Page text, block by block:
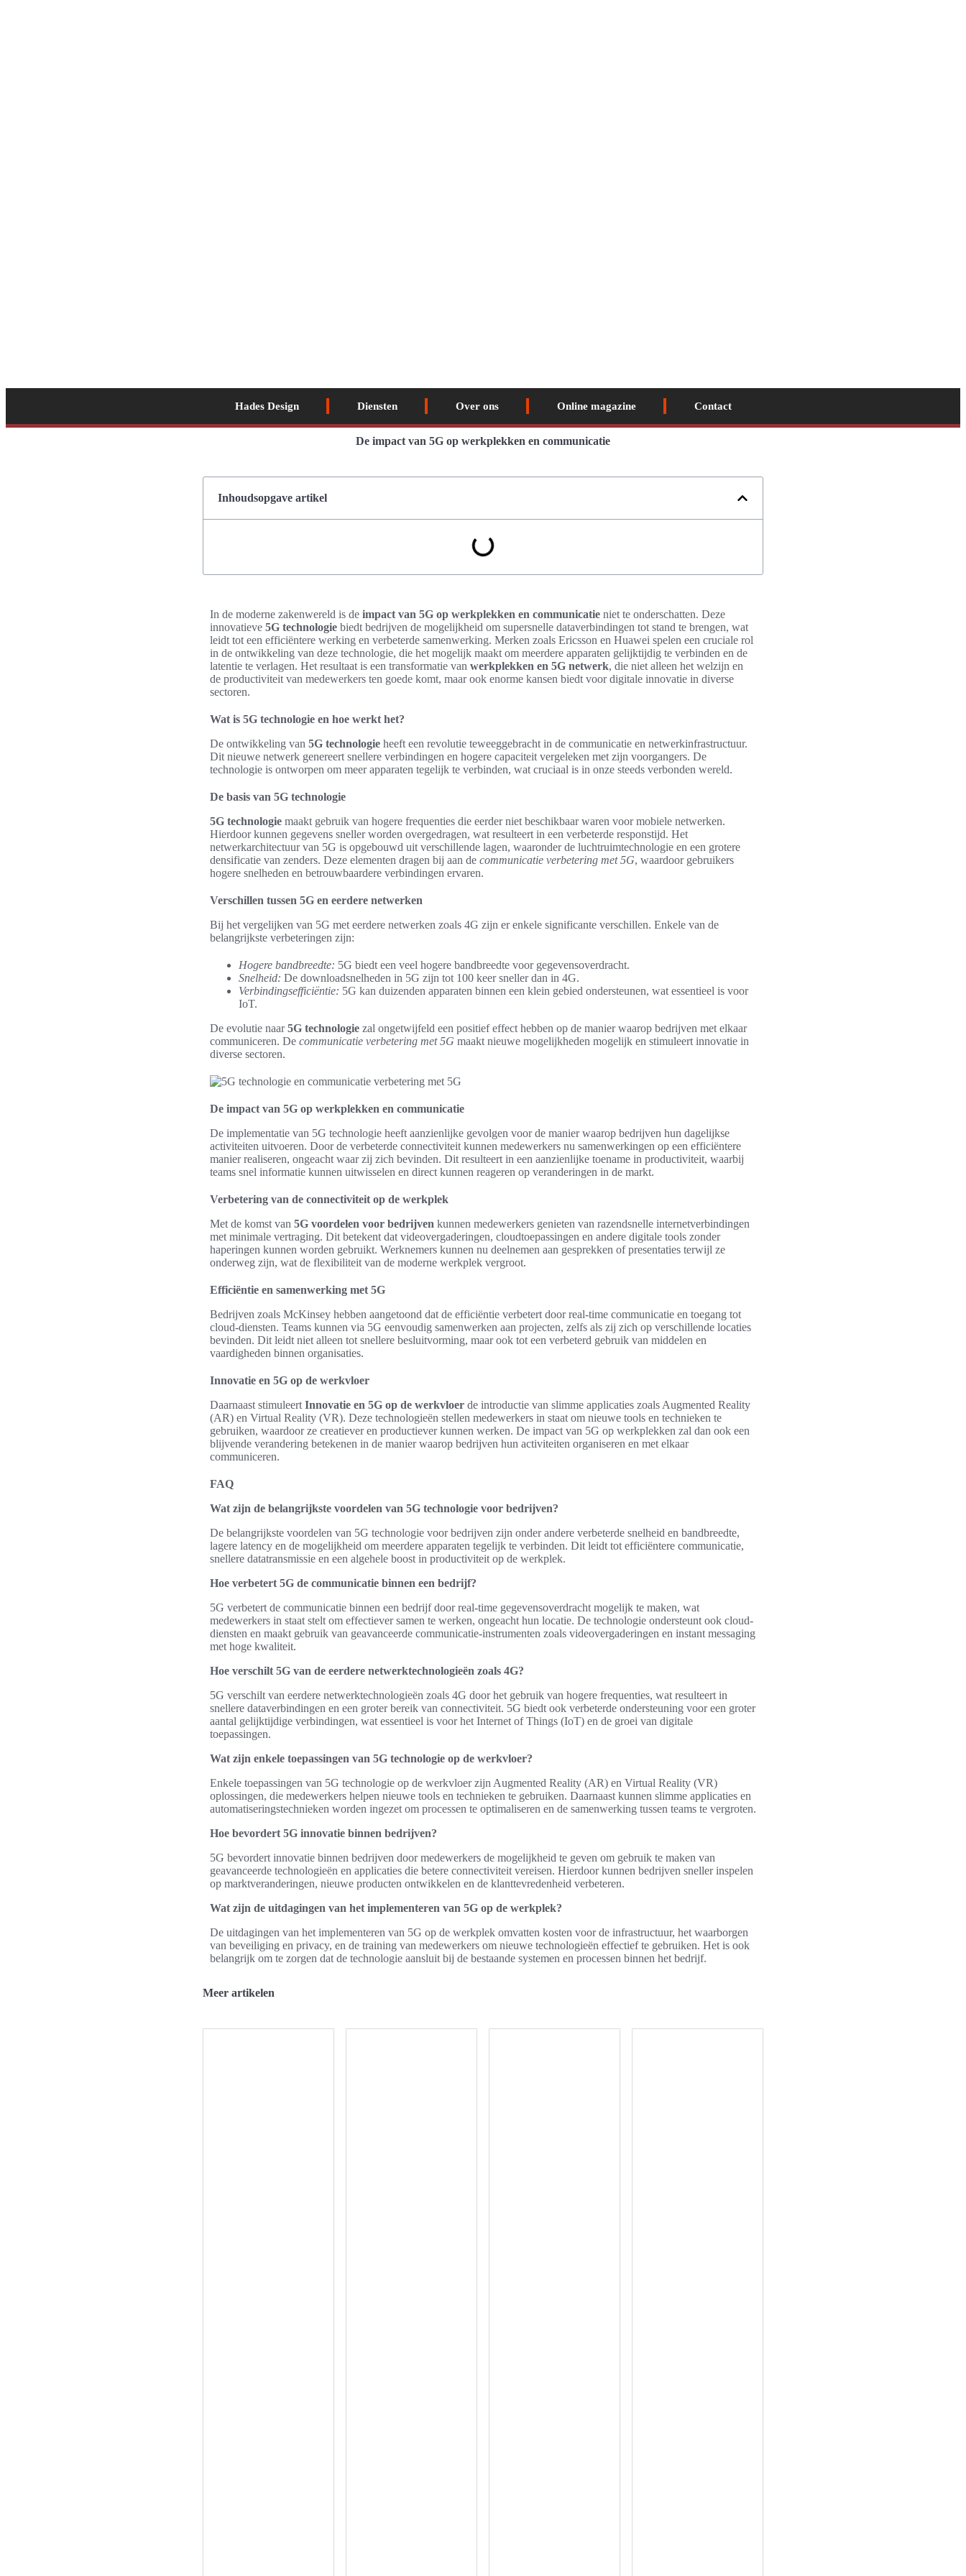
Hades Design Diensten Over ons Online magazine Contact
De impact van 5G op werkplekken en communicatie
Inhoudsopgave artikel
In de moderne zakenwereld is de impact van 5G op werkplekken en communicatie niet te onderschatten. Deze
innovatieve 5G technologie biedt bedrijven de mogelijkheid om supersnelle dataverbindingen tot stand te brengen, wat
leidt tot een efficiëntere werking en verbeterde samenwerking. Merken zoals Ericsson en Huawei spelen een cruciale rol
in de ontwikkeling van deze technologie, die het mogelijk maakt om meerdere apparaten gelijktijdig te verbinden en de
latentie te verlagen. Het resultaat is een transformatie van werkplekken en 5G netwerk, die niet alleen het welzijn en
de productiviteit van medewerkers ten goede komt, maar ook enorme kansen biedt voor digitale innovatie in diverse
sectoren.
Wat is 5G technologie en hoe werkt het?
De ontwikkeling van 5G technologie heeft een revolutie teweeggebracht in de communicatie en netwerkinfrastructuur.
Dit nieuwe netwerk genereert snellere verbindingen en hogere capaciteit vergeleken met zijn voorgangers. De
technologie is ontworpen om meer apparaten tegelijk te verbinden, wat cruciaal is in onze steeds verbonden wereld.
De basis van 5G technologie
5G technologie maakt gebruik van hogere frequenties die eerder niet beschikbaar waren voor mobiele netwerken.
Hierdoor kunnen gegevens sneller worden overgedragen, wat resulteert in een verbeterde responstijd. Het
netwerkarchitectuur van 5G is opgebouwd uit verschillende lagen, waaronder de luchtruimtechnologie en een grotere
densificatie van zenders. Deze elementen dragen bij aan de communicatie verbetering met 5G, waardoor gebruikers
hogere snelheden en betrouwbaardere verbindingen ervaren.
Verschillen tussen 5G en eerdere netwerken
Bij het vergelijken van 5G met eerdere netwerken zoals 4G zijn er enkele significante verschillen. Enkele van de
belangrijkste verbeteringen zijn:
Hogere bandbreedte: 5G biedt een veel hogere bandbreedte voor gegevensoverdracht.
Snelheid: De downloadsnelheden in 5G zijn tot 100 keer sneller dan in 4G.
Verbindingsefficiëntie: 5G kan duizenden apparaten binnen een klein gebied ondersteunen, wat essentieel is voor
IoT.
De evolutie naar5G technologie zal ongetwijfeld een positief effect hebben op de manier waarop bedrijven met elkaar
communiceren. De communicatie verbetering met 5G maakt nieuwe mogelijkheden mogelijk en stimuleert innovatie in
diverse sectoren.
De impact van 5G op werkplekken en communicatie
De implementatie van 5G technologie heeft aanzienlijke gevolgen voor de manier waarop bedrijven hun dagelijkse
activiteiten uitvoeren. Door de verbeterde connectiviteit kunnen medewerkers nu samenwerkingen op een efficiëntere
manier realiseren, ongeacht waar zij zich bevinden. Dit resulteert in een aanzienlijke toename in productiviteit, waarbij
teams snel informatie kunnen uitwisselen en direct kunnen reageren op veranderingen in de markt.
Verbetering van de connectiviteit op de werkplek
Met de komst van 5G voordelen voor bedrijven kunnen medewerkers genieten van razendsnelle internetverbindingen
met minimale vertraging. Dit betekent dat videovergaderingen, cloudtoepassingen en andere digitale tools zonder
haperingen kunnen worden gebruikt. Werknemers kunnen nu deelnemen aan gesprekken of presentaties terwijl ze
onderweg zijn, wat de flexibiliteit van de moderne werkplek vergroot.
Efficiëntie en samenwerking met 5G
Bedrijven zoals McKinsey hebben aangetoond dat de efficiëntie verbetert door real-time communicatie en toegang tot
cloud-diensten. Teams kunnen via 5G eenvoudig samenwerken aan projecten, zelfs als zij zich op verschillende locaties
bevinden. Dit leidt niet alleen tot snellere besluitvorming, maar ook tot een verbeterd gebruik van middelen en
vaardigheden binnen organisaties.
Innovatie en 5G op de werkvloer
Daarnaast stimuleert Innovatie en 5G op de werkvloer de introductie van slimme applicaties zoals Augmented Reality
(AR) en Virtual Reality (VR). Deze technologieën stellen medewerkers in staat om nieuwe tools en technieken te
gebruiken, waardoor ze creatiever en productiever kunnen werken. De impact van 5G op werkplekken zal dan ook een
blijvende verandering betekenen in de manier waarop bedrijven hun activiteiten organiseren en met elkaar
communiceren.
FAQ
Wat zijn de belangrijkste voordelen van 5G technologie voor bedrijven?
De belangrijkste voordelen van 5G technologie voor bedrijven zijn onder andere verbeterde snelheid en bandbreedte,
lagere latency en de mogelijkheid om meerdere apparaten tegelijk te verbinden. Dit leidt tot efficiëntere communicatie,
snellere datatransmissie en een algehele boost in productiviteit op de werkplek.
Hoe verbetert 5G de communicatie binnen een bedrijf?
5G verbetert de communicatie binnen een bedrijf door real-time gegevensoverdracht mogelijk te maken, wat
medewerkers in staat stelt om effectiever samen te werken, ongeacht hun locatie. De technologie ondersteunt ook cloud-
diensten en maakt gebruik van geavanceerde communicatie-instrumenten zoals videovergaderingen en instant messaging
met hoge kwaliteit.
Hoe verschilt 5G van de eerdere netwerktechnologieën zoals 4G?
5G verschilt van eerdere netwerktechnologieën zoals 4G door het gebruik van hogere frequenties, wat resulteert in
snellere dataverbindingen en een groter bereik van connectiviteit. 5G biedt ook verbeterde ondersteuning voor een groter
aantal gelijktijdige verbindingen, wat essentieel is voor het Internet of Things (IoT) en de groei van digitale
toepassingen.
Wat zijn enkele toepassingen van 5G technologie op de werkvloer?
Enkele toepassingen van 5G technologie op de werkvloer zijn Augmented Reality (AR) en Virtual Reality (VR)
oplossingen, die medewerkers helpen nieuwe tools en technieken te gebruiken. Daarnaast kunnen slimme applicaties en
automatiseringstechnieken worden ingezet om processen te optimaliseren en de samenwerking tussen teams te vergroten.
Hoe bevordert 5G innovatie binnen bedrijven?
5G bevordert innovatie binnen bedrijven door medewerkers de mogelijkheid te geven om gebruik te maken van
geavanceerde technologieën en applicaties die betere connectiviteit vereisen. Hierdoor kunnen bedrijven sneller inspelen
op marktveranderingen, nieuwe producten ontwikkelen en de klanttevredenheid verbeteren.
Wat zijn de uitdagingen van het implementeren van 5G op de werkplek?
De uitdagingen van het implementeren van 5G op de werkplek omvatten kosten voor de infrastructuur, het waarborgen
van beveiliging en privacy, en de training van medewerkers om nieuwe technologieën effectief te gebruiken. Het is ook
belangrijk om te zorgen dat de technologie aansluit bij de bestaande systemen en processen binnen het bedrijf.
Meer artikelen